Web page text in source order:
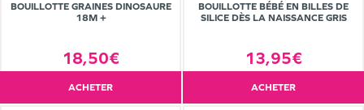
BOUILLOTTE GRAINES DINOSAURE
18M +
18,50€
ACHETER
BOUILLOTTE BÉBÉ EN BILLES DE
SILICE DÈS LA NAISSANCE GRIS
13,95€
ACHETER